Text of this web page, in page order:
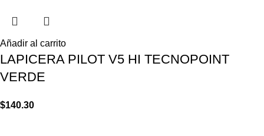
Añadir al carrito
LAPICERA PILOT V5 HI TECNOPOINT
VERDE
$140.30